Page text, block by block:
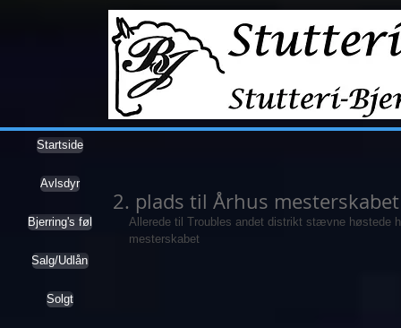
2. plads til Århus mesterskabet
Allerede til Troubles andet distrikt stævne høstede
mesterskabet
Startside
Avlsdyr
Bjerring's føl
Salg/Udlån
Solgt